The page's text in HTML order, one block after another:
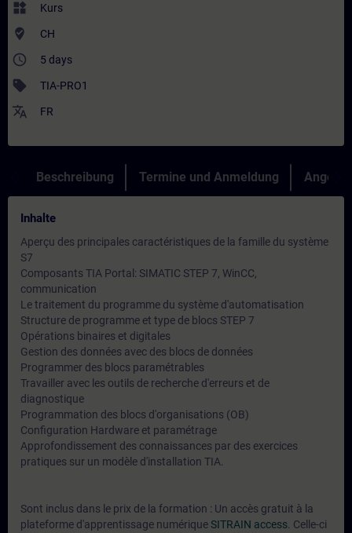
widgets Kurs
where_to_vote CH
access_time 5 days
sell TIA-PRO1
translate FR
Beschreibung Termine und Anmeldung Angebot
Inhalte
Aperçu des principales caractéristiques de la famille du système
S7
Composants TIA Portal: SIMATIC STEP 7, WinCC,
communication
Le traitement du programme du système d'automatisation
Structure de programme et type de blocs STEP 7
Opérations binaires et digitales
Gestion des données avec des blocs de données
Programmer des blocs paramétrables
Travailler avec les outils de recherche d'erreurs et de
diagnostique
Programmation des blocs d'organisations (OB)
Configuration Hardware et paramétrage
Approfondissement des connaissances par des exercices
pratiques sur un modèle d'installation TIA.
Sont inclus dans le prix de la formation : Un accès gratuit à la
plateforme d'apprentissage numériqueSITRAIN access . Celle-ci